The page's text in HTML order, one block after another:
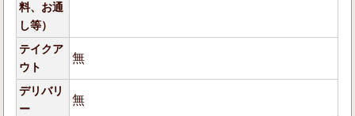
料、お通
し等）
テイクア
ウト
無
デリバリ
ー
無